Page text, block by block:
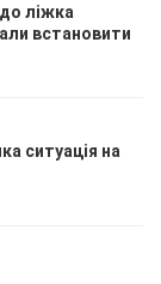
ліжка
встановити
ситуація на